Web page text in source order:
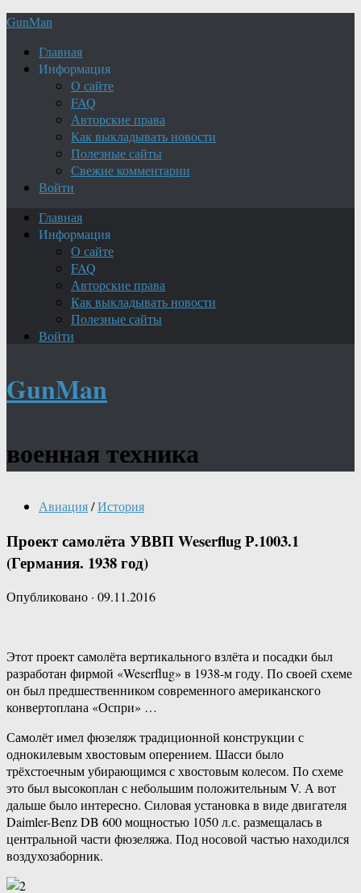
GunMan
Главная
Информация
О сайте
FAQ
Авторские права
Как выкладывать новости
Полезные сайты
Свежие комментарии
Войти
Главная
Информация
О сайте
FAQ
Авторские права
Как выкладывать новости
Полезные сайты
Войти
GunMan
военная техника
Авиация/История
Проект самолёта УВВП Weserflug Р.1003.1
(Германия. 1938 год)
Опубликовано · 09.11.2016
Этот проект самолёта вертикального взлёта и посадки был
разработан фирмой «Weserflug» в 1938-м году. По своей схеме
он был предшественником современного американского
конвертоплана «Оспри» …
Самолёт имел фюзеляж традиционной конструкции с
однокилевым хвостовым оперением. Шасси было
трёхстоечным убирающимся с хвостовым колесом. По схеме
это был высокоплан с небольшим положительным V. А вот
дальше было интересно. Силовая установка в виде двигателя
Daimler-Benz DB 600 мощностью 1050 л.с. размещалась в
центральной части фюзеляжа. Под носовой частью находился
воздухозаборник.